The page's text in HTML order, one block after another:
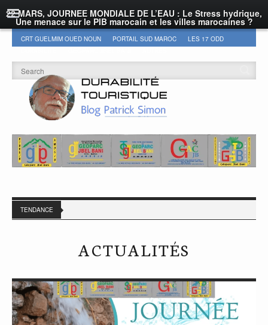
22 MARS, JOURNEE MONDIALE DE L’EAU : Le Stress hydrique,
Une menace sur le PIB marocain et les villes marocaines ?
CRT GUELMIM OUED NOUN PORTAIL SUD MAROC
LES 17 ODD
TENDANCE
ACTUALITÉS